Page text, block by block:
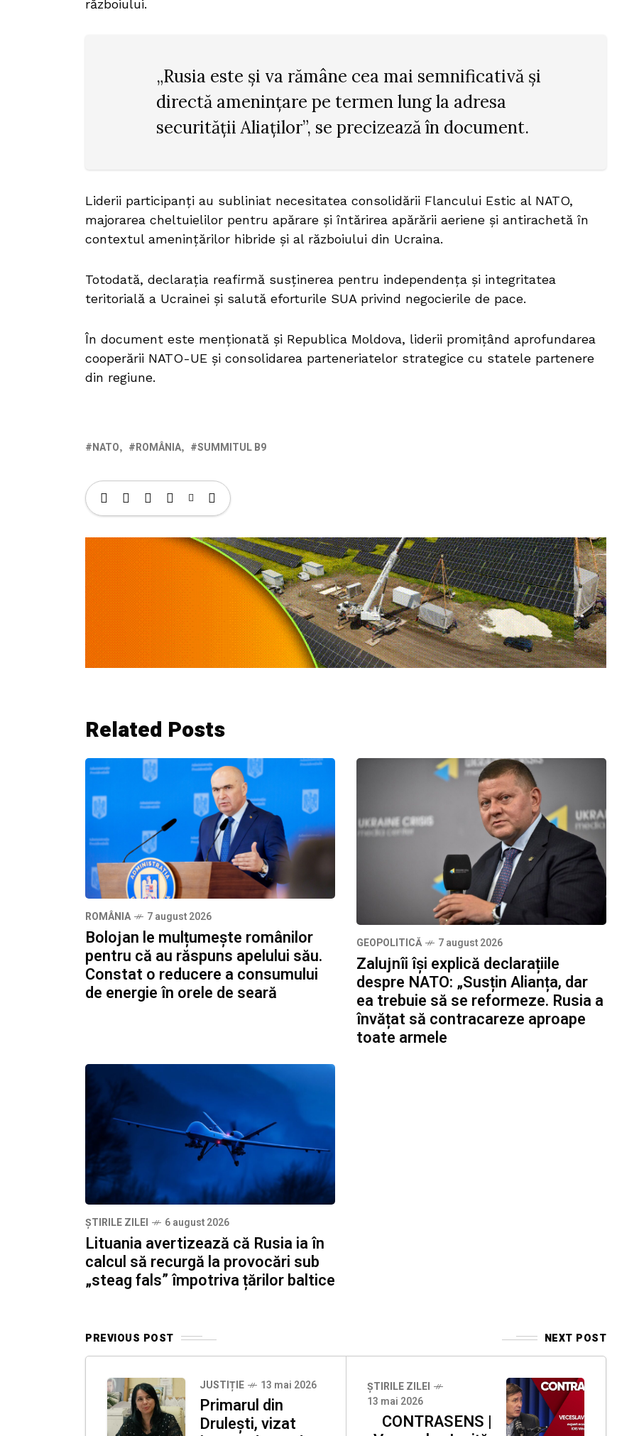
războiului.
„Rusia este și va rămâne cea mai semnificativă și
directă amenințare pe termen lung la adresa
securității Aliaților”, se precizează în document.
Liderii participanți au subliniat necesitatea consolidării Flancului Estic al NATO,
majorarea cheltuielilor pentru apărare și întărirea apărării aeriene și antirachetă în
contextul amenințărilor hibride și al războiului din Ucraina.
Totodată, declarația reafirmă susținerea pentru independența și integritatea
teritorială a Ucrainei și salută eforturile SUA privind negocierile de pace.
În document este menționată și Republica Moldova, liderii promițând aprofundarea
cooperării NATO-UE și consolidarea parteneriatelor strategice cu statele partenere
din regiune.
NATO ROMÂNIA SUMMITUL B9
Related Posts
ROMÂNIA 7 august 2026
Bolojan le mulțumește românilor
pentru că au răspuns apelului său.
Constat o reducere a consumului
de energie în orele de seară
GEOPOLITICĂ 7 august 2026
Zalujnîi își explică declarațiile
despre NATO: „Susțin Alianța, dar
ea trebuie să se reformeze. Rusia a
învățat să contracareze aproape
toate armele
ȘTIRILE ZILEI 6 august 2026
Lituania avertizează că Rusia ia în
calcul să recurgă la provocări sub
„steag fals” împotriva țărilor baltice
PREVIOUS POST NEXT POST
JUSTIȚIE 13 mai 2026
Primarul din
Drulești, vizat
ȘTIRILE ZILEI
13 mai 2026
CONTRASENS |